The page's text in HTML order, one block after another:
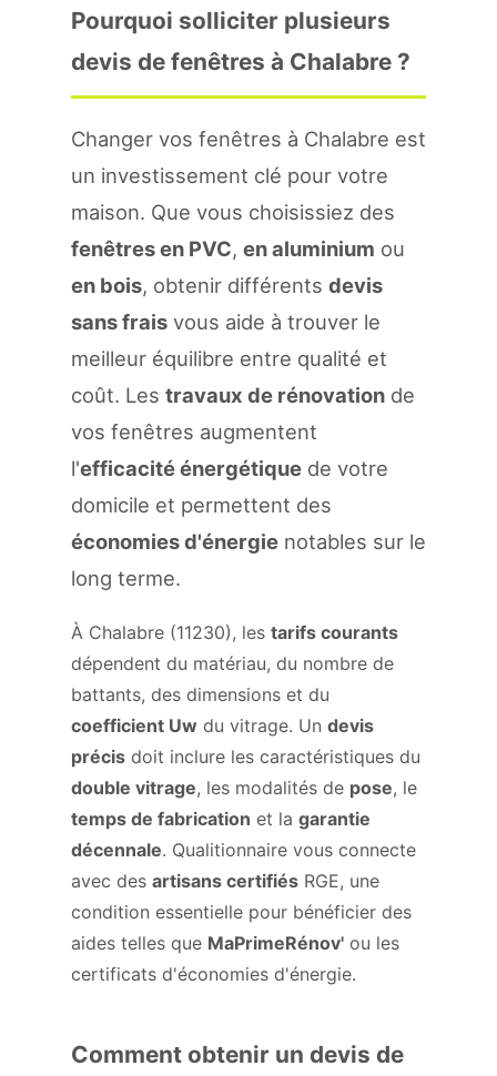
Pourquoi solliciter plusieurs
devis de fenêtres à Chalabre ?
Changer vos fenêtres à Chalabre est
un investissement clé pour votre
maison. Que vous choisissiez des
fenêtres en PVC, en aluminium ou
en bois, obtenir différents devis
sans frais vous aide à trouver le
meilleur équilibre entre qualité et
coût. Les travaux de rénovation de
vos fenêtres augmentent
l'efficacité énergétique de votre
domicile et permettent des
économies d'énergie notables sur le
long terme.
À Chalabre (11230), les tarifs courants
dépendent du matériau, du nombre de
battants, des dimensions et du
coefficient Uw du vitrage. Un devis
précis doit inclure les caractéristiques du
double vitrage, les modalités de pose, le
temps de fabrication et la garantie
décennale. Qualitionnaire vous connecte
avec des artisans certifiés RGE, une
condition essentielle pour bénéficier des
aides telles que MaPrimeRénov' ou les
certificats d'économies d'énergie.
Comment obtenir un devis de